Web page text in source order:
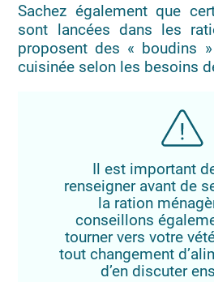
Sachez également que
sont lancées dans les
proposent des « boudins
cuisinée selon les besoins
Il est important
renseigner avant de
la ration
conseillons
tourner vers votre
tout changement
d’en discuter